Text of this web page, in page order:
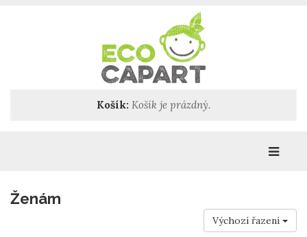
Košík: Košík je prázdný.
Ženám
Výchozí řazení